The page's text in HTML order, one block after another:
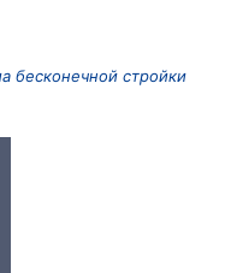
бесконечной стройки